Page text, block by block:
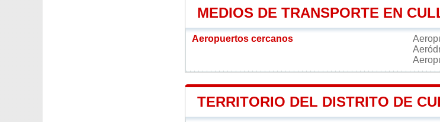
MEDIOS DE TRANSPORTE EN
Aeropuertos cercanos
TERRITORIO DEL DISTRITO DE